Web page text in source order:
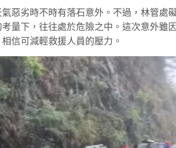
惡劣時不時有落石意外。不過，林管處
量下，往往處於危險之中。這次意外雖
信可減輕救援人員的壓力。